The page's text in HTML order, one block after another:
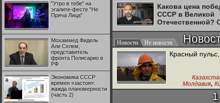
"Утро в тебе" на
эгалите-фесте "Не
Пряча Лица"
Мохаммед Фидель
Али Селем,
представитель
фронта Полисарио в
РФ
Экономика СССР
времен «застоя»:
жажда планомерности
(часть 2)
Какова цена
СССР в Великой
Отечественной?
Двуреченский о
потерянной
Новости Не новости
Красный
Молдавия,